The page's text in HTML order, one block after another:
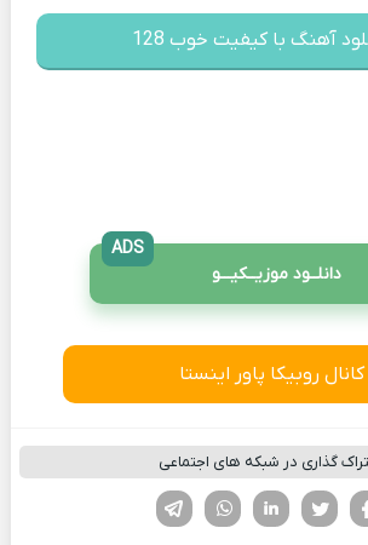
آهنگ با کیفیت خوب 128
دانلــود موزیــکیـــو
ADS
کانال روبیکا پاور اینستا
گذاری در شبکه های اجتماعی
لینکدین تویتر
فیسوک